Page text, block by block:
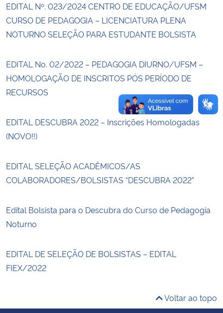
Planalto
EDITAL Nº. 023/2024 CENTRO DE EDUCAÇÃO/UFSM
CURSO DE PEDAGOGIA – LICENCIATURA PLENA
NOTURNO SELEÇÃO PARA ESTUDANTE BOLSISTA
EDITAL No. 02/2022 – PEDAGOGIA DIURNO/UFSM –
HOMOLOGAÇÃO DE INSCRITOS PÓS PERÍODO DE
RECURSOS
EDITAL DESCUBRA 2022 – Inscrições Homologadas
(NOVO!!)
EDITAL SELEÇÃO ACADÊMICOS/AS
COLABORADORES/BOLSISTAS “DESCUBRA 2022”
Edital Bolsista para o Descubra do Curso de Pedagogia
Noturno
EDITAL DE SELEÇÃO DE BOLSISTAS – EDITAL
FIEX/2022
Voltar ao topo